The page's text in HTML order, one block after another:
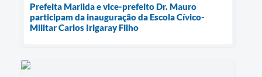
Prefeita Marilda e vice-prefeito Dr. Mauro
participam da inauguração da Escola Cívico-
Militar Carlos Irigaray Filho